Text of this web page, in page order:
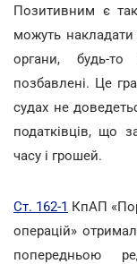
Позитивним є
можуть
органи, будь-
позбавлені. Це
судах не
податківців, що
часу і грошей.
Ст. 162-1 КпАП
операцій»
попередньою